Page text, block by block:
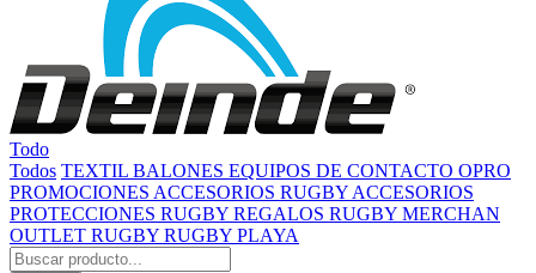
Todo
Todos TEXTIL BALONES EQUIPOS DE CONTACTO OPRO
PROMOCIONES ACCESORIOS RUGBY ACCESORIOS
PROTECCIONES RUGBY REGALOS RUGBY MERCHAN
OUTLET RUGBY RUGBY PLAYA